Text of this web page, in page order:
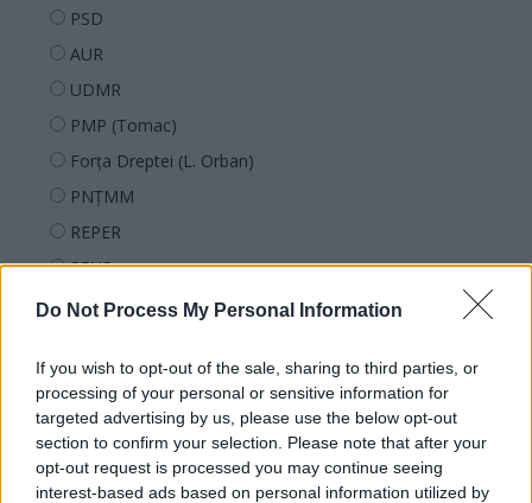
Do Not Process My Personal Information
If you wish to opt-out of the sale, sharing to third parties, or
processing of your personal or sensitive information for
targeted advertising by us, please use the below opt-out
section to confirm your selection. Please note that after your
opt-out request is processed you may continue seeing
interest-based ads based on personal information utilized by
PSD
AUR
UDMR
PMP (Tomac)
Forța Dreptei (L. Orban)
PNȚMM
REPER
SENS
SOS (Șoșoacă)
PACE (Peia)
Acțiunea Conservatoare (Târziu)
PDF (Lazarus)
PUSL (D. Voiculescu)